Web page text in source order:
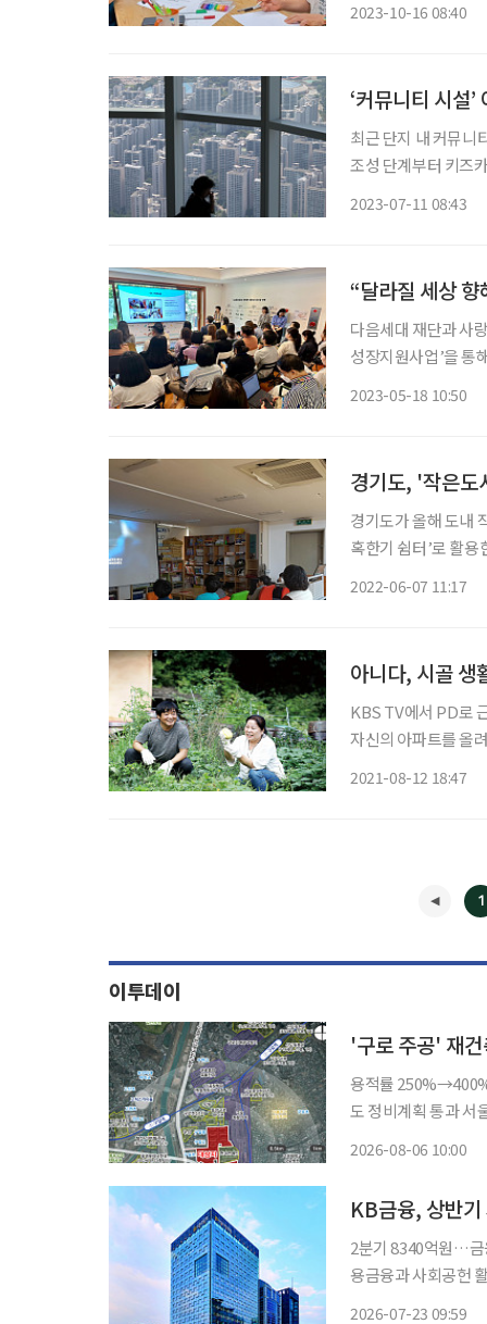
2023-10-16 08:40
‘커뮤니티 시설
최근 단지 내 커뮤니
조성 단계부터 키즈
2023-07-11 08:43
“달라질 세상 향
다음세대 재단과 사
성장지원사업’을 통
2023-05-18 10:50
경기도, '작은도
경기도가 올해 도내
혹한기 쉼터’로 활
2022-06-07 11:17
아니다, 시골 생
KBS TV에서 PD로
자신의 아파트를 올
2021-08-12 18:47
1
이투데이
'구로 주공' 재
용적률
도 정비계획 통과 서울 구로구 구로주공아파트가 최고 49층, 3289가구 규모의 대단지로 재건
2026-08-06 10:00
KB금융, 상반
2분기 8340억원…금융취약계
용금융과 사회공헌 활동
2026-07-23 09:59